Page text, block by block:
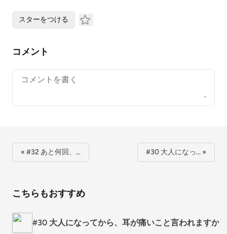
スターをつける
コメント
Your comment
« #32 あと何回、… #30 大人になっ… »
こちらもおすすめ
#30 大人になってから、耳が痛いこと言われますか？